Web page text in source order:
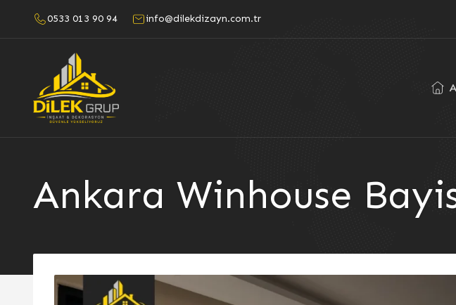
0533 013 90 94 info@dilekdizayn.com.tr
Ankara Winhouse